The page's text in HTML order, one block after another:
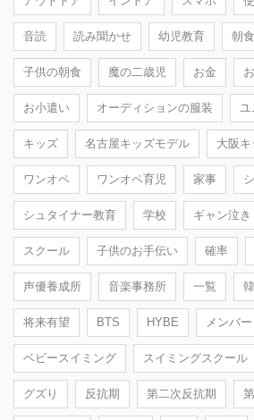
音読 読み聞かせ 幼児教育 朝食
子供の朝食 魔の二歳児 お金
お小遣い オーディションの服装
キッズ 名古屋キッズモデル 大阪
ワンオペ ワンオペ育児 家事
シュタイナー教育 学校 ギャン泣き
スクール 子供のお手伝い 確率
声優養成所 音楽事務所 一覧
将来有望 BTS HYBE メンバー
ベビースイミング スイミングスクール
グズり 反抗期 第二次反抗期